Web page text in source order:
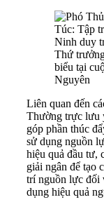
Thứ
biểu tại
Nguyên
Liên quan đến
Thường trực lưu
góp phần thúc
sử dụng nguồn
hiệu quả đầu tư,
giải ngân để tạo
trí nguồn lực đối
dụng hiệu quả